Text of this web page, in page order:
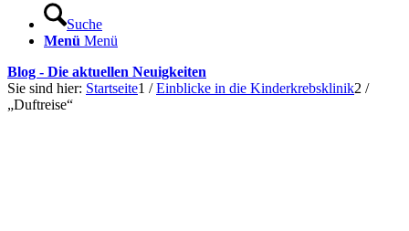
Suche
Menü Menü
Blog - Die aktuellen Neuigkeiten
Sie sind hier: Startseite1 / Einblicke in die Kinderkrebsklinik2 /
„Duftreise“